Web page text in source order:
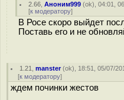
2.66 ,Аноним999 (ok), 04:01,
[к модератору]
В Росе скоро выйдет
Поставь его и не
1.21 ,manster(ok), 18:51, 05/07/
[к модератору]
ждем починки жестов